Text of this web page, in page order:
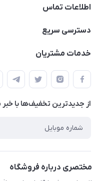
اطلاعات تماس
09012926386
دسترسی سریع
حساب کاربری
لیست محصولات
درباره ما
خدمات مشتریان
قوانین و مقررات
حریم خصوصی
راهنما
از جدید‌ترین تخفیف‌ها با‌
مختصری درباره فروشگاه